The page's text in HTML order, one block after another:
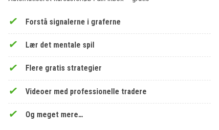
Forstå signalerne i graferne
Lær det mentale spil
Flere gratis strategier
Videoer med professionelle tradere
Og meget mere…